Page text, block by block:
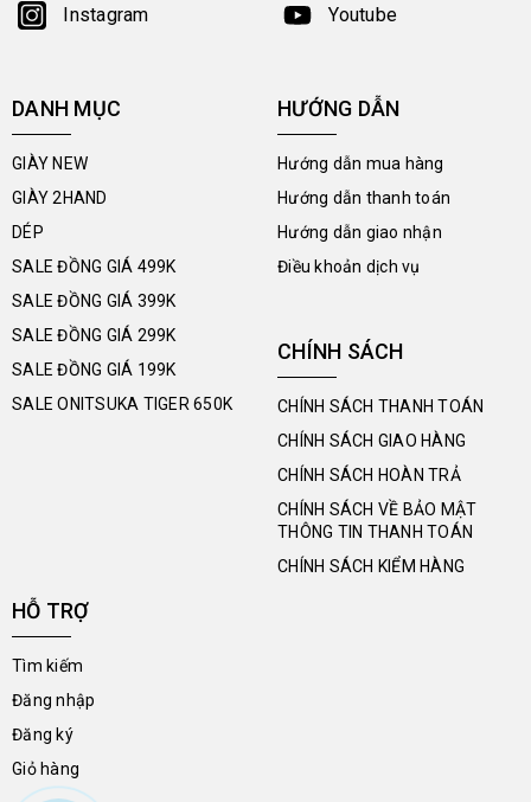
Instagram Youtube
DANH MỤC
GIÀY NEW
GIÀY 2HAND
DÉP
SALE ĐỒNG GIÁ 499K
SALE ĐỒNG GIÁ 399K
SALE ĐỒNG GIÁ 299K
SALE ĐỒNG GIÁ 199K
SALE ONITSUKA TIGER 650K
HƯỚNG DẪN
Hướng dẫn mua hàng
Hướng dẫn thanh toán
Hướng dẫn giao nhận
Điều khoản dịch vụ
CHÍNH SÁCH
CHÍNH SÁCH THANH TOÁN
CHÍNH SÁCH GIAO HÀNG
CHÍNH SÁCH HOÀN TRẢ
CHÍNH SÁCH VỀ BẢO MẬT
THÔNG TIN THANH TOÁN
CHÍNH SÁCH KIỂM HÀNG
HỖ TRỢ
Tìm kiếm
Đăng nhập
Đăng ký
Giỏ hàng